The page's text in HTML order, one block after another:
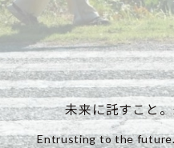
未来に託すこと
Entrusting to the